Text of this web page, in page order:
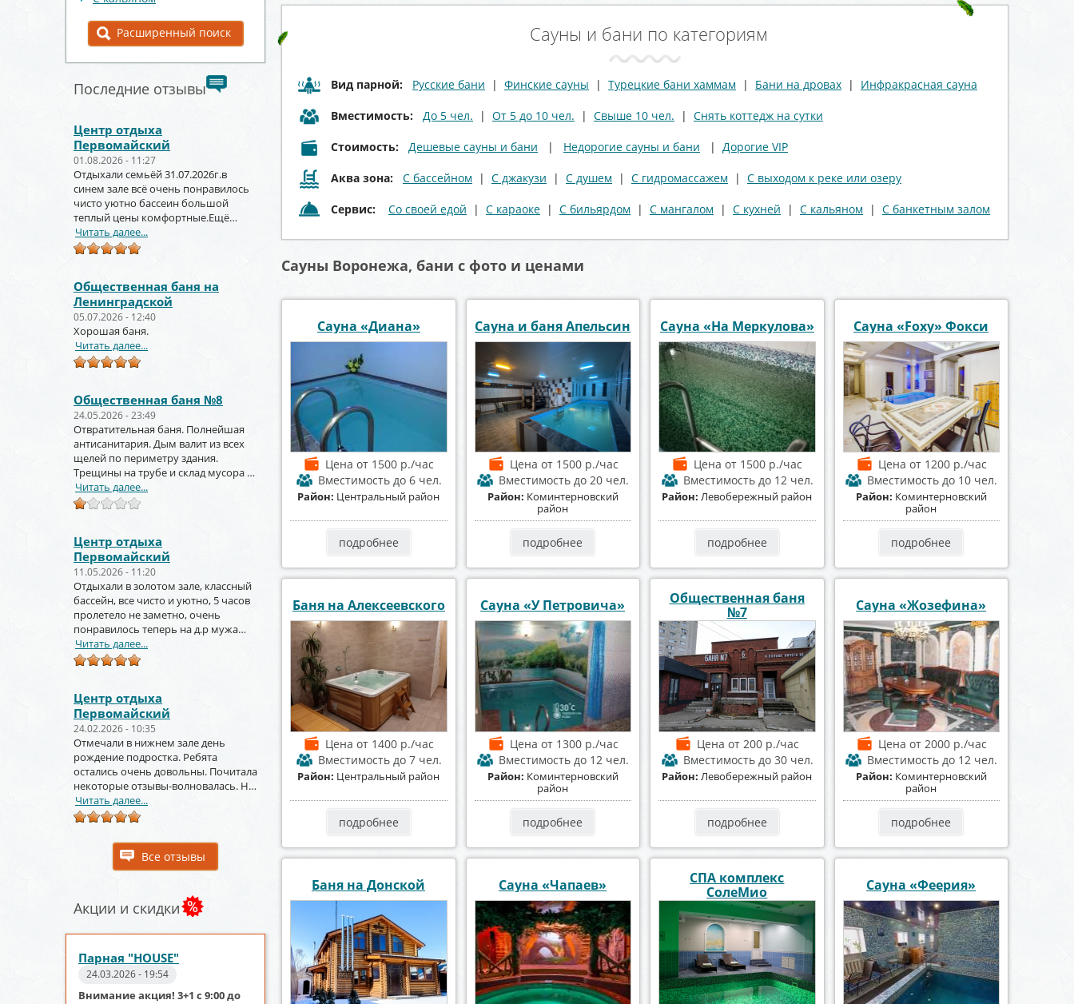
Расширенный поиск
Последние отзывы
Центр отдыха
Первомайский
01.08.2026 - 11:27
Отдыхали семьёй 31.07.2026г.в
синем зале всё очень понравилось
чисто уютно бассеин большой
теплый цены комфортные.Ещё
вернёмся и не раз!!!
Читать далее...
Общественная баня на
Ленинградской
05.07.2026 - 12:40
Хорошая баня.
Читать далее...
Общественная баня №8
24.05.2026 - 23:49
Отвратительная баня. Полнейшая
антисанитария. Дым валит из всех
щелей по периметру здания.
Трещины на трубе и склад мусора за
торцом зданиями.
Читать далее...
Центр отдыха
Первомайский
11.05.2026 - 11:20
Отдыхали в золотом зале, классный
бассейн, все чисто и уютно, 5 часов
пролетело не заметно, очень
понравилось теперь на д.р мужа
тоже будем заказывать
Читать далее...
Центр отдыха
Первомайский
24.02.2026 - 10:35
Отмечали в нижнем зале день
рождение подростка. Ребята
остались очень довольны. Почитала
некоторые отзывы-волновалась. Но
зря. Крутое место.
Читать далее...
Все отзывы
Акции и скидки
Парная "HOUSE"
24.03.2026 - 19:54
Внимание акция! 3+1 с 9:00 до
Сауны и бани по категориям
Вид парной: Русские бани | Финские сауны | Турецкие бани хаммам | Бани на дровах | Инфракрасная сауна
Вместимость: До 5 чел. | От 5 до 10 чел. | Свыше 10 чел. | Снять коттедж на сутки
Стоимость: Дешевые сауны и бани | Недорогие сауны и бани | Дорогие VIP
Аква зона: С бассейном | С джакузи | С душем | С гидромассажем | С выходом к реке или озеру
Сервис: Со своей едой | С караоке | С бильярдом | С мангалом | С кухней | С кальяном | С банкетным залом
Сауны Воронежа, бани с фото и ценами
Сауна «Диана»
Ценаот 1500 р./час
Вместимость до 6 чел.
Район: Центральный район
подробнее
Сауна и баня Апельсин
Цена от 1500 р./час
Вместимостьдо 20 чел.
Район: Коминтерновский
район
подробнее
Сауна «На Меркулова»
Ценаот 1500 р./час
Вместимость до 12 чел.
Район:Левобережный район
подробнее
Сауна «Foxy» Фокси
Цена от 1200 р./час
Вместимостьдо 10 чел.
Район: Коминтерновский
район
подробнее
Баня на Алексеевского
Ценаот 1400 р./час
Вместимость до 7 чел.
Район: Центральный район
подробнее
Сауна «У Петровича»
Цена от 1300 р./час
Вместимостьдо 12 чел.
Район: Коминтерновский
район
подробнее
Общественная баня
№7
Ценаот 200 р./час
Вместимость до 30 чел.
Район:Левобережный район
подробнее
Сауна «Жозефина»
Цена от 2000 р./час
Вместимостьдо 12 чел.
Район: Коминтерновский
район
подробнее
Баня на Донской Сауна «Чапаев»
СПА комплекс
СолеМио
Сауна «Феерия»